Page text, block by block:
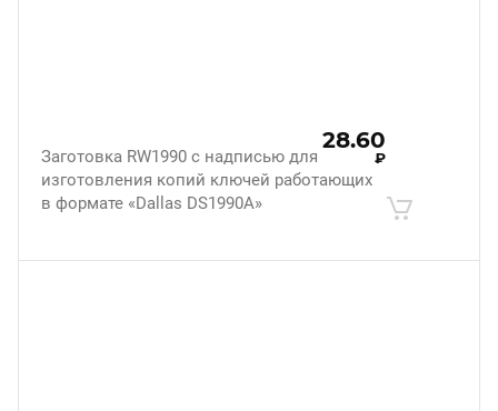
Заготовка RW1990 с надписью для
изготовления копий ключей работающих
в формате «Dallas DS1990A»
28.60
₽